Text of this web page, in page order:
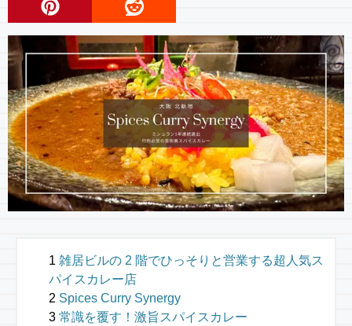
雑居ビルの 2 階でひっそりと営業する超人気ス
パイスカレー店
Spices Curry Synergy
常識を覆す！激旨スパイスカレー